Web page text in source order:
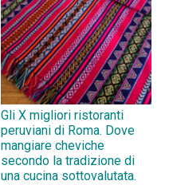
Gli X migliori ristoranti
peruviani di Roma. Dove
mangiare cheviche
secondo la tradizione di
una cucina sottovalutata.